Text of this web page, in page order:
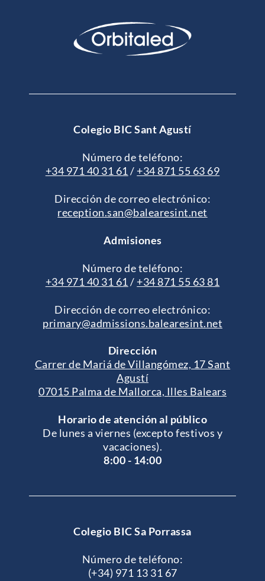
Colegio BIC Sant Agustí
Número de teléfono:
+34 971 40 31 61 / +34 871 55 63 69
Dirección de correo electrónico:
reception.san@balearesint.net
Admisiones
Número de teléfono:
+34 971 40 31 61 / +34 871 55 63 81
Dirección de correo electrónico:
primary@admissions.balearesint.net
Dirección
Carrer de Mariá de Villangómez, 17 Sant
Agustí
07015 Palma de Mallorca, Illes Balears
Horario de atención al público
De lunes a viernes (excepto festivos y
vacaciones).
8:00 - 14:00
Colegio BIC Sa Porrassa
Número de teléfono:
(+34) 971 13 31 67